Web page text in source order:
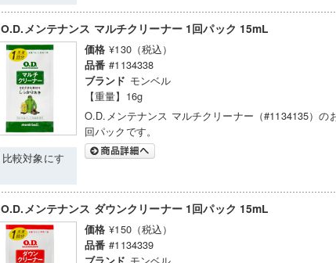
O.D.メンテナンス マルチクリーナー 1回パック 15mL
比較対象にす
価格 ¥130（税込）
品番 #1134338
ブランド モンベル
【重量】16g
O.D.メンテナンス マルチクリーナー（#1134135）の
回パックです。
O.D.メンテナンス ダウンクリーナー 1回パック 15mL
価格 ¥150（税込）
品番 #1134339